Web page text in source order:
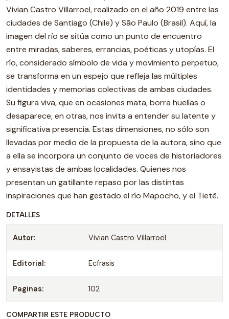
Vivian Castro Villarroel, realizado en el año 2019 entre las
ciudades de Santiago (Chile) y São Paulo (Brasil). Aquí, la
imagen del río se sitúa como un punto de encuentro
entre miradas, saberes, errancias, poéticas y utopías. El
río, considerado símbolo de vida y movimiento perpetuo,
se transforma en un espejo que refleja las múltiples
identidades y memorias colectivas de ambas ciudades.
Su figura viva, que en ocasiones mata, borra huellas o
desaparece, en otras, nos invita a entender su latente y
significativa presencia. Estas dimensiones, no sólo son
llevadas por medio de la propuesta de la autora, sino que
a ella se incorpora un conjunto de voces de historiadores
y ensayistas de ambas localidades. Quienes nos
presentan un gatillante repaso por las distintas
inspiraciones que han gestado el río Mapocho, y el Tietê.
DETALLES
Autor: Vivian Castro Villarroel
Editorial: Ecfrasis
Paginas: 102
COMPARTIR ESTE PRODUCTO